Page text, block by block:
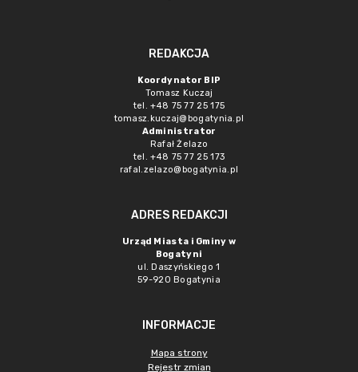
REDAKCJA
Koordynator BIP
Tomasz Kuczaj
tel. +48 75 77 25 175
tomasz.kuczaj@bogatynia.pl
Administrator
Rafał Żelazo
tel. +48 75 77 25 173
rafal.zelazo@bogatynia.pl
ADRES REDAKCJI
Urząd Miasta i Gminy w
Bogatyni
ul. Daszyńskiego 1
59-920 Bogatynia
INFORMACJE
Mapa strony
Rejestr zmian